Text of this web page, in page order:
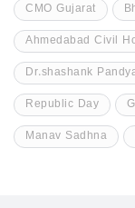
CMO Gujarat
Ahmedabad Civil
Dr.shashank
Republic Day
Manav Sadhna